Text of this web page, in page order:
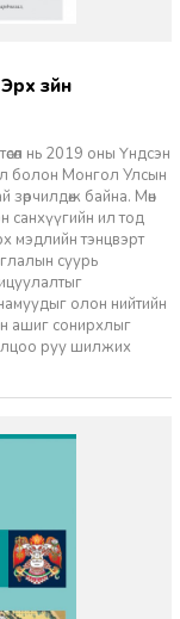
нь 2019 оны Үндсэн
болон Монгол Улсын
зөрчилдөж байна. Мөн
санхүүгийн ил тод
мэдлийн тэнцвэрт
суурь
олон нийтийн
ашиг сонирхлыг
руу шилжих